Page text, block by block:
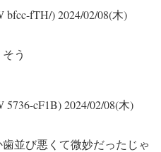
bfcc-fTH/)2024/02/08(木)
う
5736-cF1B)2024/02/08(木)
並び悪くて微妙だったじゃ